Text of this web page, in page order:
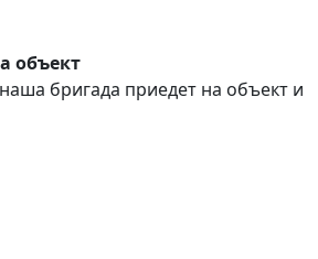
объект
бригада приедет на объект и